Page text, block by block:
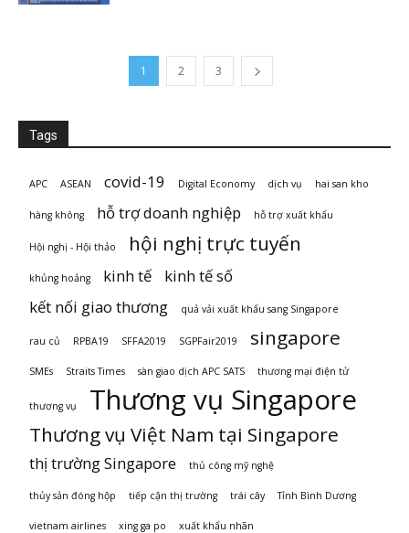
1 2 3
Tags
APC ASEAN covid-19 Digital Economy dịch vụ hai san kho
hàng không hỗ trợ doanh nghiệp hỗ trợ xuất khẩu
Hội nghị - Hội thảo hội nghị trực tuyến
khủng hoảng kinh tế
kinh tế số
kết nối giao thương
quả vải xuất khẩu sang Singapore
rau củ RPBA19 SFFA2019 SGPFair2019 singapore
SMEs Straits Times sàn giao dịch APC SATS thương mại điện tử
thương vụ Thương vụ Singapore
Thương vụ Việt Nam tại Singapore
thị trường Singapore thủ công mỹ nghệ
thủy sản đóng hộp tiếp cận thị trường trái cây Tỉnh Bình Dương
vietnam airlines xing ga po xuất khẩu nhãn